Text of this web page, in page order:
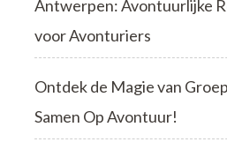
Antwerpen: Avontuurlijke
voor Avonturiers
Ontdek de Magie van
Samen Op Avontuur!